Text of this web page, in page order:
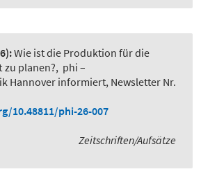
Wie ist die Produktion für die
zu planen?, phi –
Hannover informiert, Newsletter Nr.
10.48811/phi-26-007
Zeitschriften/Aufsätze